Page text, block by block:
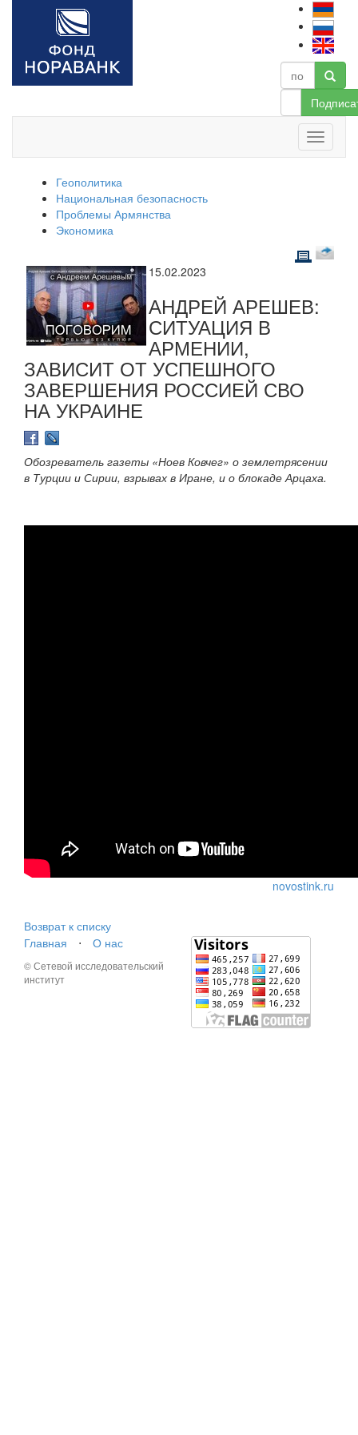
Геополитика
Национальная безопасность
Проблемы Армянства
Экономика
15.02.2023
АНДРЕЙ АРЕШЕВ:
СИТУАЦИЯ В
АРМЕНИИ,
ЗАВИСИТ ОТ УСПЕШНОГО
ЗАВЕРШЕНИЯ РОССИЕЙ СВО
НА УКРАИНЕ
Обозреватель газеты «Ноев Ковчег» о землетрясении
в Турции и Сирии, взрывах в Иране, и о блокаде Арцаха.
novostink.ru
Возврат к списку
Главная
⋅ О нас
© Сетевой исследовательский
институт